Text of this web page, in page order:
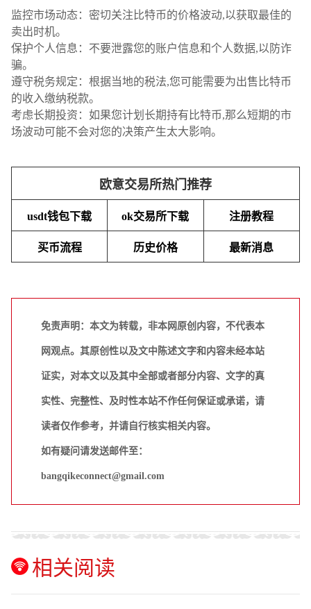
监控市场动态：密切关注比特币的价格波动,以获取最佳的
卖出时机。
保护个人信息：不要泄露您的账户信息和个人数据,以防诈
骗。
遵守税务规定：根据当地的税法,您可能需要为出售比特币
的收入缴纳税款。
考虑长期投资：如果您计划长期持有比特币,那么短期的市
场波动可能不会对您的决策产生太大影响。
欧意交易所热门推荐
usdt钱包下载 ok交易所下载 注册教程
买币流程 历史价格 最新消息
免责声明：本文为转载，非本网原创内容，不代表本
网观点。其原创性以及文中陈述文字和内容未经本站
证实，对本文以及其中全部或者部分内容、文字的真
实性、完整性、及时性本站不作任何保证或承诺，请
读者仅作参考，并请自行核实相关内容。
如有疑问请发送邮件至：
bangqikeconnect@gmail.com
相关阅读